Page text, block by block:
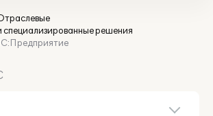
специализированные решения